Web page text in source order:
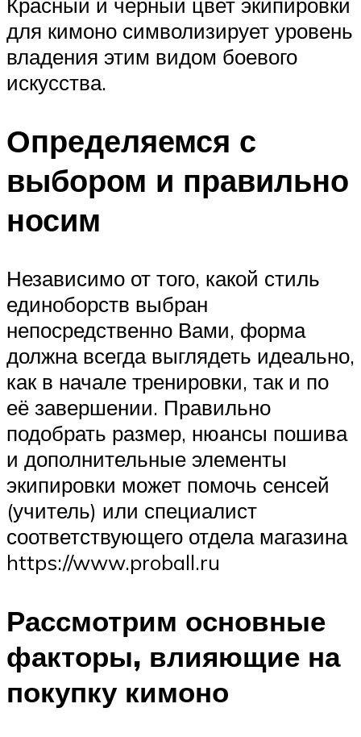
Красный и черный цвет экипировки
для кимоно символизирует уровень
владения этим видом боевого
искусства.
Определяемся с
выбором и правильно
носим
Независимо от того, какой стиль
единоборств выбран
непосредственно Вами, форма
должна всегда выглядеть идеально,
как в начале тренировки, так и по
её завершении. Правильно
подобрать размер, нюансы пошива
и дополнительные элементы
экипировки может помочь сенсей
(учитель) или специалист
соответствующего отдела магазина
https://www.proball.ru
Рассмотрим основные
факторы, влияющие на
покупку кимоно